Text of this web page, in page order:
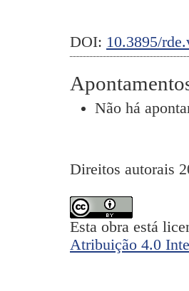
DOI: 10.3895/
Não há
Direitos autorais
Esta obra está
Atribuição 4.0